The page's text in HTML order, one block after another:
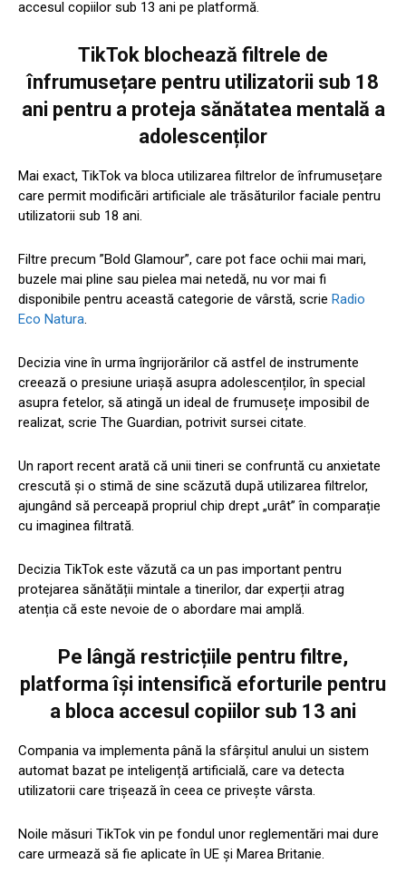
accesul copiilor sub 13 ani pe platformă.
TikTok blochează filtrele de
înfrumusețare pentru utilizatorii sub 18
ani pentru a proteja sănătatea mentală a
adolescenților
Mai exact, TikTok va bloca utilizarea filtrelor de înfrumusețare
care permit modificări artificiale ale trăsăturilor faciale pentru
utilizatorii sub 18 ani.
Filtre precum ”Bold Glamour”, care pot face ochii mai mari,
buzele mai pline sau pielea mai netedă, nu vor mai fi
disponibile pentru această categorie de vârstă, scrie Radio
Eco Natura.
Decizia vine în urma îngrijorărilor că astfel de instrumente
creează o presiune uriașă asupra adolescenților, în special
asupra fetelor, să atingă un ideal de frumusețe imposibil de
realizat, scrie The Guardian, potrivit sursei citate.
Un raport recent arată că unii tineri se confruntă cu anxietate
crescută și o stimă de sine scăzută după utilizarea filtrelor,
ajungând să perceapă propriul chip drept „urât” în comparație
cu imaginea filtrată.
Decizia TikTok este văzută ca un pas important pentru
protejarea sănătății mintale a tinerilor, dar experții atrag
atenția că este nevoie de o abordare mai amplă.
Pe lângă restricțiile pentru filtre,
platforma își intensifică eforturile pentru
a bloca accesul copiilor sub 13 ani
Compania va implementa până la sfârșitul anului un sistem
automat bazat pe inteligență artificială, care va detecta
utilizatorii care trișează în ceea ce privește vârsta.
Noile măsuri TikTok vin pe fondul unor reglementări mai dure
care urmează să fie aplicate în UE și Marea Britanie.